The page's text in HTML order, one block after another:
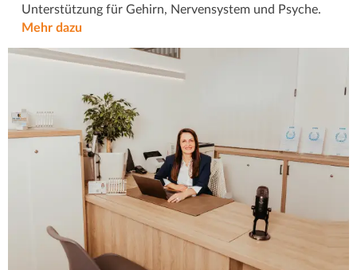
Unterstützung für Gehirn, Nervensystem und Psyche.
Mehr dazu